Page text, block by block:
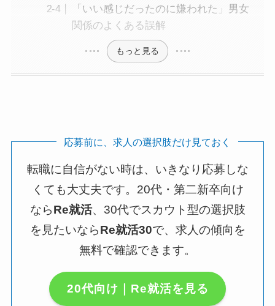
「いい感じだったのに嫌われた」男女
関係のよくある誤解
もっと見る
応募前に、求人の選択肢だけ見ておく
転職に自信がない時は、いきなり応募しな
くても大丈夫です。20代・第二新卒向け
ならRe就活、30代でスカウト型の選択肢
を見たいならRe就活30で、求人の傾向を
無料で確認できます。
20代向け｜Re就活を見る